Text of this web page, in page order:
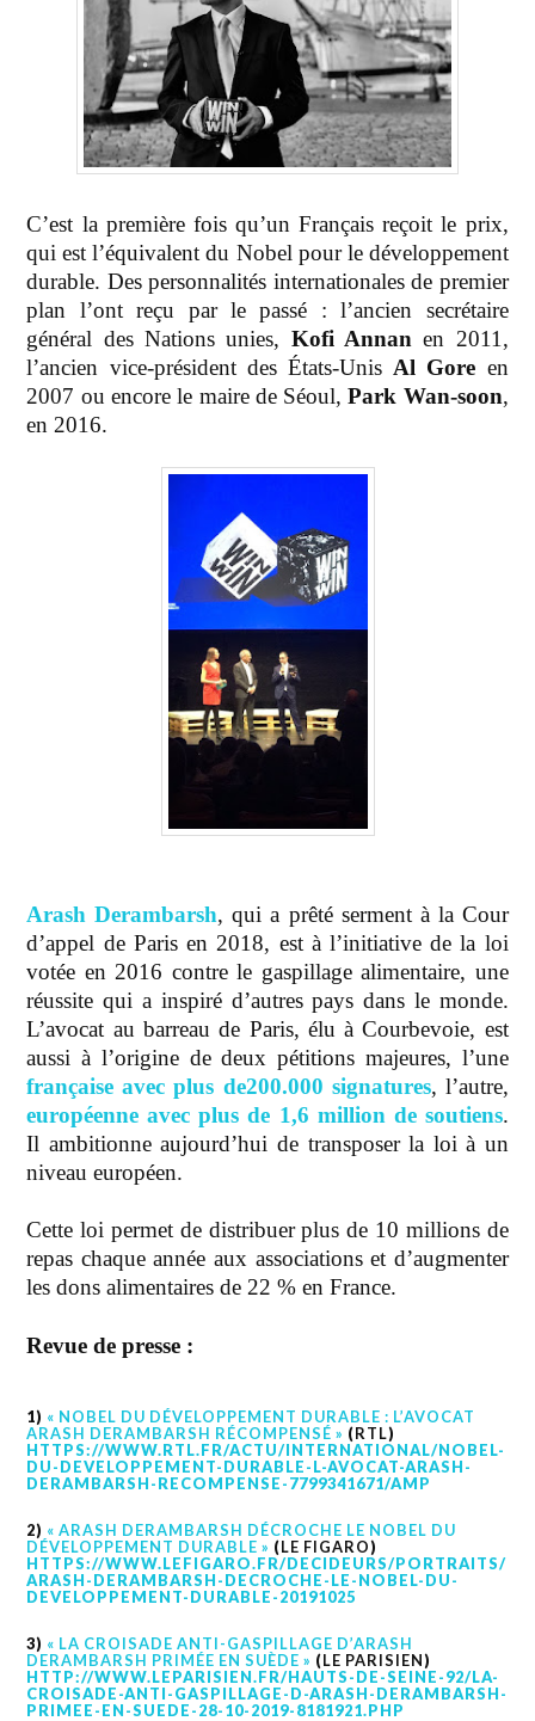
C’est la première fois qu’un Français reçoit le prix,
qui est l’équivalent du Nobel pour le développement
durable. Des personnalités internationales de premier
plan l’ont reçu par le passé : l’ancien secrétaire
général des Nations unies, Kofi Annan en 2011,
l’ancien vice-président des États-Unis Al Gore en
2007 ou encore le maire de Séoul,Park Wan-soon,
en 2016.
Arash Derambarsh, qui a prêté serment à la Cour
d’appel de Paris en 2018, est à l’initiative de la loi
votée en 2016 contre le gaspillage alimentaire, une
réussite qui a inspiré d’autres pays dans le monde.
L’avocat au barreau de Paris, élu à Courbevoie, est
aussi à l’origine de deux pétitions majeures, l’une
française avec plus de200.000 signatures, l’autre,
européenne avec plus de 1,6 million de soutiens.
Il ambitionne aujourd’hui de transposer la loi à un
niveau européen.
Cette loi permet de distribuer plus de 10 millions de
repas chaque année aux associations et d’augmenter
les dons alimentaires de 22 % en France.
Revue de presse :
1) « NOBEL DU DÉVELOPPEMENT DURABLE : L’AVOCAT
ARASH DERAMBARSH RÉCOMPENSÉ » (RTL)
HTTPS://WWW.RTL.FR/ACTU/INTERNATIONAL/NOBEL-
DU-DEVELOPPEMENT-DURABLE-L-AVOCAT-ARASH-
DERAMBARSH-RECOMPENSE-7799341671/AMP
2) « ARASH DERAMBARSH DÉCROCHE LE NOBEL DU
DÉVELOPPEMENT DURABLE » (LE FIGARO)
HTTPS://WWW.LEFIGARO.FR/DECIDEURS/PORTRAITS/
ARASH-DERAMBARSH-DECROCHE-LE-NOBEL-DU-
DEVELOPPEMENT-DURABLE-20191025
3) « LA CROISADE ANTI-GASPILLAGE D’ARASH
DERAMBARSH PRIMÉE EN SUÈDE » (LE PARISIEN)
HTTP://WWW.LEPARISIEN.FR/HAUTS-DE-SEINE-92/LA-
CROISADE-ANTI-GASPILLAGE-D-ARASH-DERAMBARSH-
PRIMEE-EN-SUEDE-28-10-2019-8181921.PHP